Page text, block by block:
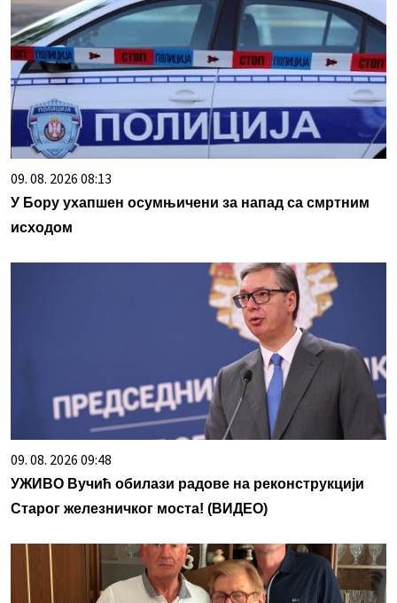
09. 08. 2026 08:13
У Бору ухапшен осумњичени за напад са смртним
исходом
09. 08. 2026 09:48
УЖИВО Вучић обилази радове на реконструкцији
Старог железничког моста! (ВИДЕО)